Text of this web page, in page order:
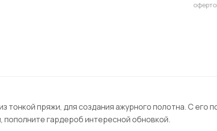
тонкой пряжи, для создания ажурного полотна. С его
гардероб интересной обновкой.